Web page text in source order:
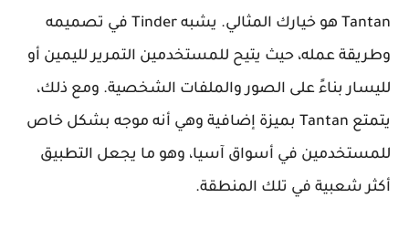
Tantan هو خيارك المثالي. يشبه Tinder في تصميمه
وطريقة عمله، حيث يتيح للمستخدمين التمرير لليمين أو
لليسار بناءً على الصور والملفات الشخصية. ومع ذلك،
يتمتع Tantan بميزة إضافية وهي أنه موجه بشكل خاص
للمستخدمين في أسواق آسيا، وهو ما يجعل التطبيق
أكثر شعبية في تلك المنطقة.